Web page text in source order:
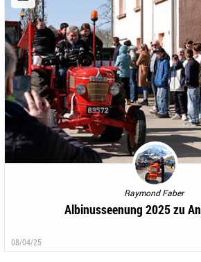
Raymond Faber
Albinusseenung 2025 zu
08/04/25